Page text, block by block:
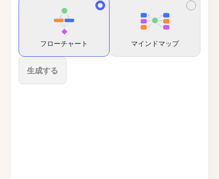
フローチャート マインドマップ
生成する